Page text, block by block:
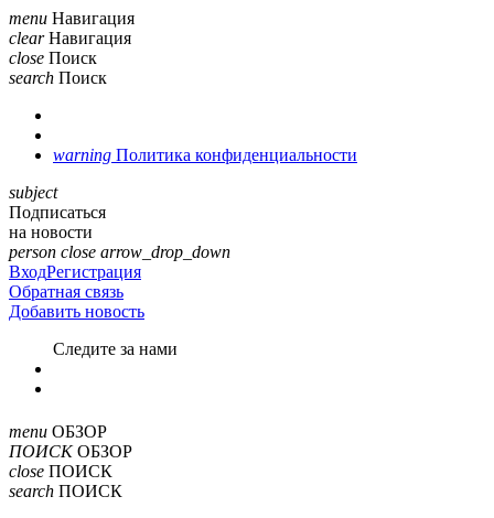
menu Навигация
clear Навигация
close Поиск
search Поиск
warning Политика конфиденциальности
subject
Подписаться
на новости
person close arrow_drop_down
ВходРегистрация
Обратная связь
Добавить новость
Cледите за нами
menu ОБЗОР
ПОИСК ОБЗОР
close ПОИСК
search ПОИСК